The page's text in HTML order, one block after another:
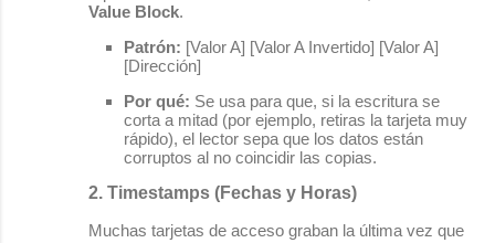
Value Block.
Patrón: [Valor A] [Valor A Invertido] [Valor A]
[Dirección]
Por qué: Se usa para que, si la escritura se
corta a mitad (por ejemplo, retiras la tarjeta muy
rápido), el lector sepa que los datos están
corruptos al no coincidir las copias.
2. Timestamps (Fechas y Horas)
Muchas tarjetas de acceso graban la última vez que